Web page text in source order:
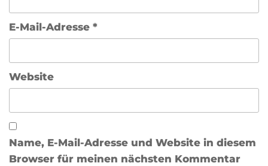
E-Mail-Adresse *
Website
Name, E-Mail-Adresse und Website in diesem
Browser für meinen nächsten Kommentar